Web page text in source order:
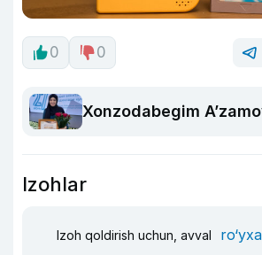
0 0
Xonzodabegim
Izohlar
Izoh qoldirish uchun, avval